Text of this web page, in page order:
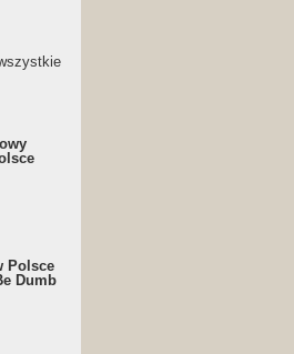
Polsce
Dumb